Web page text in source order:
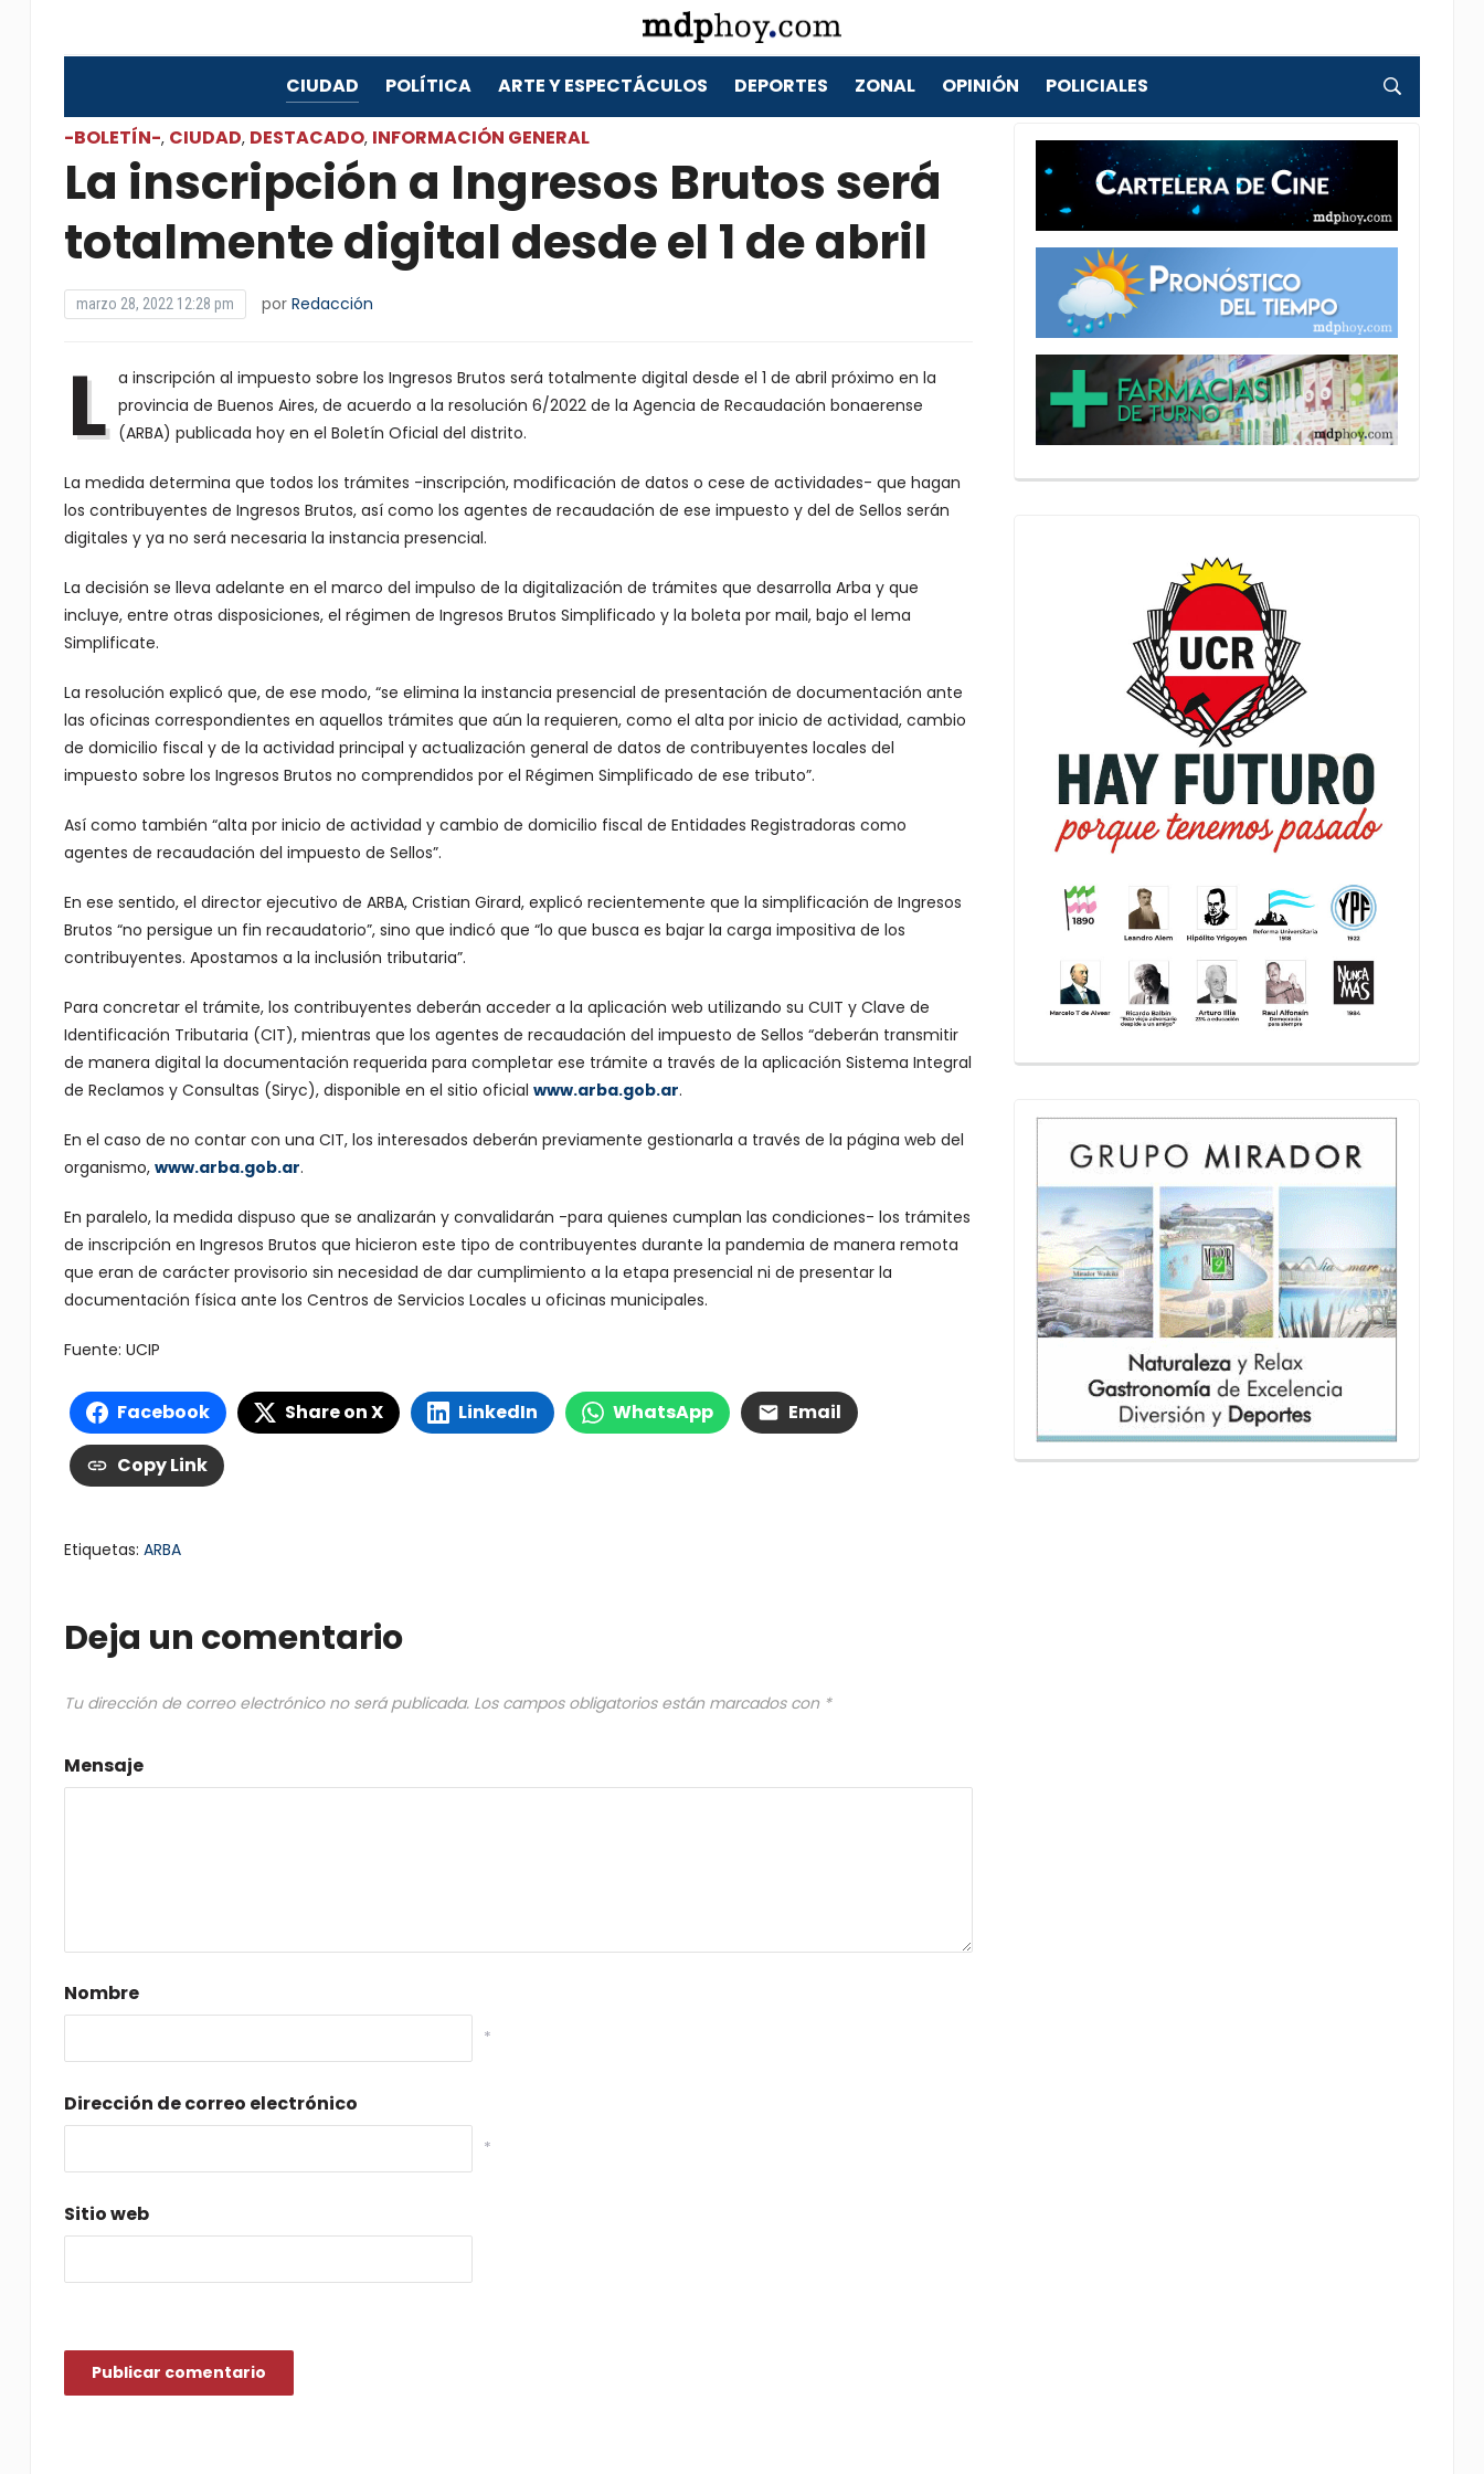
CIUDAD POLÍTICA ARTE Y ESPECTÁCULOS DEPORTES ZONAL OPINIÓN POLICIALES
-BOLETÍN-, CIUDAD, DESTACADO, INFORMACIÓN GENERAL
La inscripción a Ingresos Brutos será
totalmente digital desde el 1 de abril
marzo 28, 2022 12:28 pm por Redacción
L a inscripción al impuesto sobre los Ingresos Brutos será totalmente digital desde el 1 de abril próximo en la
provincia de Buenos Aires, de acuerdo a la resolución 6/2022 de la Agencia de Recaudación bonaerense
(ARBA) publicada hoy en el Boletín Oficial del distrito.
La medida determina que todos los trámites -inscripción, modificación de datos o cese de actividades- que hagan
los contribuyentes de Ingresos Brutos, así como los agentes de recaudación de ese impuesto y del de Sellos serán
digitales y ya no será necesaria la instancia presencial.
La decisión se lleva adelante en el marco del impulso de la digitalización de trámites que desarrolla Arba y que
incluye, entre otras disposiciones, el régimen de Ingresos Brutos Simplificado y la boleta por mail, bajo el lema
Simplificate.
La resolución explicó que, de ese modo, “se elimina la instancia presencial de presentación de documentación ante
las oficinas correspondientes en aquellos trámites que aún la requieren, como el alta por inicio de actividad, cambio
de domicilio fiscal y de la actividad principal y actualización general de datos de contribuyentes locales del
impuesto sobre los Ingresos Brutos no comprendidos por el Régimen Simplificado de ese tributo”.
Así como también “alta por inicio de actividad y cambio de domicilio fiscal de Entidades Registradoras como
agentes de recaudación del impuesto de Sellos”.
En ese sentido, el director ejecutivo de ARBA, Cristian Girard, explicó recientemente que la simplificación de Ingresos
Brutos “no persigue un fin recaudatorio”, sino que indicó que “lo que busca es bajar la carga impositiva de los
contribuyentes. Apostamos a la inclusión tributaria”.
Para concretar el trámite, los contribuyentes deberán acceder a la aplicación web utilizando su CUIT y Clave de
Identificación Tributaria (CIT), mientras que los agentes de recaudación del impuesto de Sellos “deberán transmitir
de manera digital la documentación requerida para completar ese trámite a través de la aplicación Sistema Integral
de Reclamos y Consultas (Siryc), disponible en el sitio oficial www.arba.gob.ar.
En el caso de no contar con una CIT, los interesados deberán previamente gestionarla a través de la página web del
organismo, www.arba.gob.ar.
En paralelo, la medida dispuso que se analizarán y convalidarán -para quienes cumplan las condiciones- los trámites
de inscripción en Ingresos Brutos que hicieron este tipo de contribuyentes durante la pandemia de manera remota
que eran de carácter provisorio sin necesidad de dar cumplimiento a la etapa presencial ni de presentar la
documentación física ante los Centros de Servicios Locales u oficinas municipales.
Fuente: UCIP
Facebook Share on X LinkedIn WhatsApp Email
Copy Link
Etiquetas: ARBA
Deja un comentario
Tu dirección de correo electrónico no será publicada. Los campos obligatorios están marcados con *
Mensaje
Nombre
*
Dirección de correo electrónico
*
Sitio web